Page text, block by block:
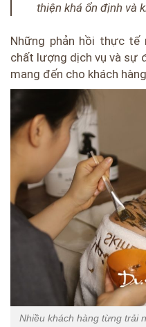
thiện khá ổn định và
Những phản hồi thực tế
chất lượng dịch vụ và sự
mang đến cho khách
Nhiều khách hàng từng trải